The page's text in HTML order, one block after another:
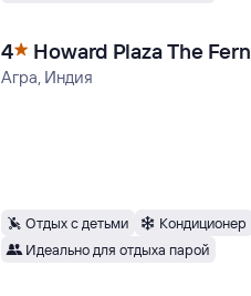
4 Howard Plaza The Fern
Агра, Индия
Отдых с детьми Кондиционер
Идеально для отдыха парой